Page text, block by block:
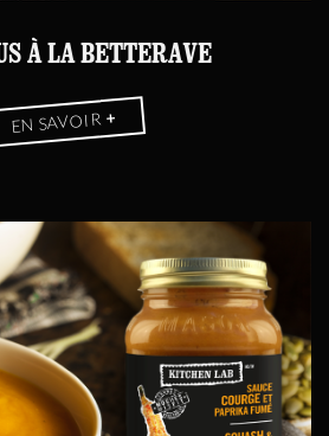
À LA BETTERAVE
EN SAVOIR+